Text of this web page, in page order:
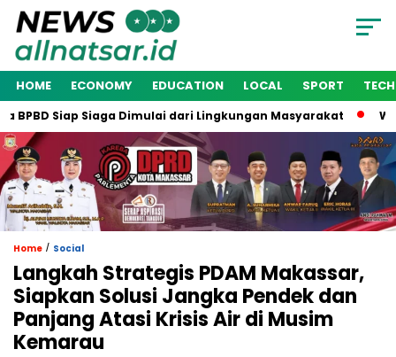
HOME ECONOMY EDUCATION LOCAL SPORT
Siap Siaga Dimulai dari Lingkungan Masyarakat Wakil
Home / Social
Langkah Strategis PDAM Makassar,
Siapkan Solusi Jangka Pendek dan
Panjang Atasi Krisis Air di Musim
Kemarau